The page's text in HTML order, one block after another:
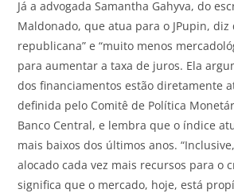
Já a advogada Samantha Gahyva, do
Maldonado, que atua para o JPupin, diz
republicana” e “muito menos
para aumentar a taxa de juros. Ela
dos financiamentos estão diretamente
definida pelo Comitê de Política
Banco Central, e lembra que o índice
mais baixos dos últimos anos.
alocado cada vez mais recursos para o
significa que o mercado, hoje, está